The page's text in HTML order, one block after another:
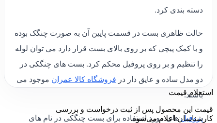
دسته بندی کرد.
حالت ظاهری بست در قسمت پایین آن به صورت چنگک بوده
و با کمک پیچی که بر روی بالای بست قرار دارد می توان لوله
را تنظیم و بر روی پروفیل محکم کرد. بست های چنگکی در
دو مدل ساده و عایق دار در فروشگاه کالا عمران موجود می
باشند.
پروفیلهای مورد استفاده برای بست چنگکی در نام های
استعلام قیمت
قیمت این محصول پس از ثبت درخواست و بررسی
کارشناسان اعلام می‌شود.